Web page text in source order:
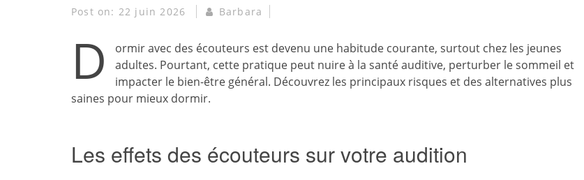
Post on: 22 juin 2026 Barbara
D
ormir avec des écouteurs est devenu une habitude courante, surtout chez les jeunes
adultes. Pourtant, cette pratique peut nuire à la santé auditive, perturber le sommeil et
impacter le bien-être général. Découvrez les principaux risques et des alternatives plus
saines pour mieux dormir.
Les effets des écouteurs sur votre audition